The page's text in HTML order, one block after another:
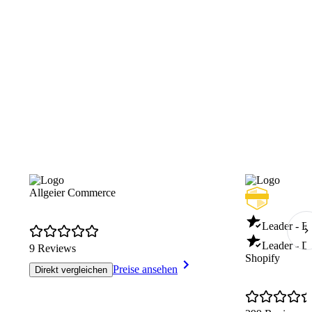
Allgeier Commerce
9 Reviews
Direkt vergleichen Preise ansehen
Leader -
Leader -
Shopify